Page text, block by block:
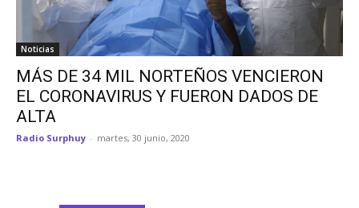
Noticias
MÁS DE 34 MIL NORTEÑOS VENCIERON
EL CORONAVIRUS Y FUERON DADOS DE
ALTA
Radio Surphuy - martes, 30 junio, 2020